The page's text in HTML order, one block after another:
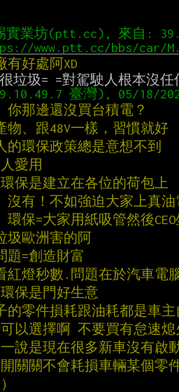
實業坊(ptt.cc), 來自:
www.ptt.cc/bbs/car/
好處阿XD
你那邊還沒買台積電？
物、跟48V一樣，習慣就好
的環保政策總是意想不到
愛用
保是建立在各位的荷包上
沒有！不如強迫大家上真油
環保=大家用紙吸管然後
圾歐洲害的阿
題=創造財富
紅燈秒數.問題在於汽車電
保是門好生意
的零件損耗跟油耗都是車主
以選擇啊 不要買有怠速熄
說是現在很多新車沒有啟
關關不會耗損車輛某個零